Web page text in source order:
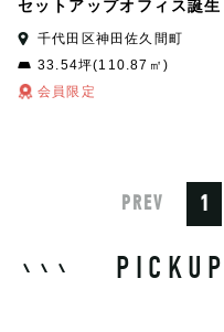
セットアップオフィス誕生
千代田区神田佐久間町
33.54坪(110.87㎡)
会員限定
PREV 1